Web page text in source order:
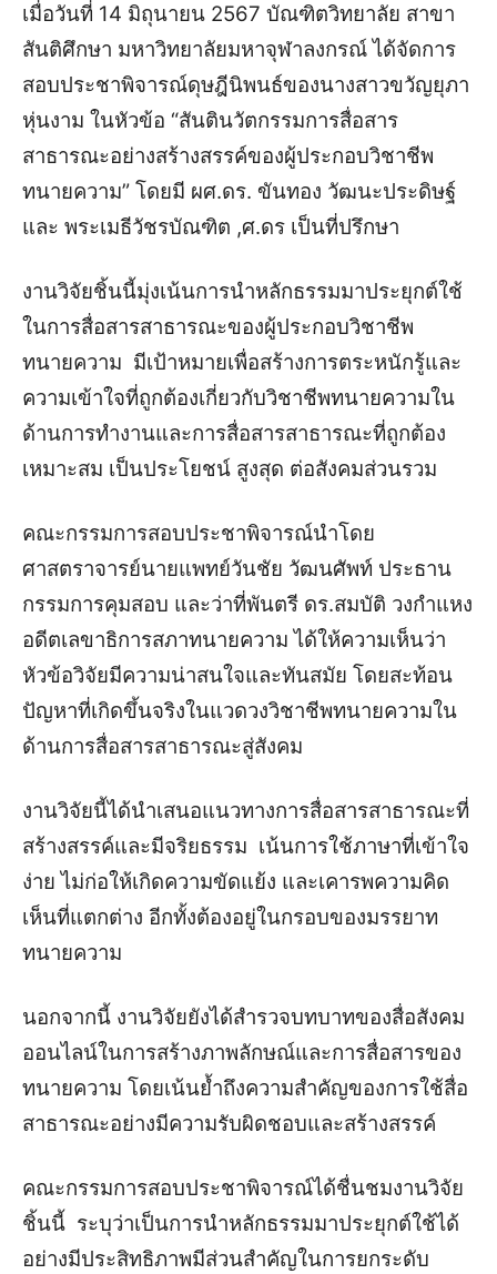
เมื่อวันที่ 14 มิถุนายน 2567 บัณฑิตวิทยาลัย สาขา
สันติศึกษา มหาวิทยาลัยมหาจุฬาลงกรณ์ ได้จัดการ
สอบประชาพิจารณ์ดุษฎีนิพนธ์ของนางสาวขวัญยุภา
หุ่นงาม ในหัวข้อ “สันตินวัตกรรมการสื่อสาร
สาธารณะอย่างสร้างสรรค์ของผู้ประกอบวิชาชีพ
ทนายความ” โดยมี ผศ.ดร. ขันทอง วัฒนะประดิษฐ์
และ พระเมธีวัชรบัณฑิต ,ศ.ดร เป็นที่ปรึกษา
งานวิจัยชิ้นนี้มุ่งเน้นการนำหลักธรรมมาประยุกต์ใช้
ในการสื่อสารสาธารณะของผู้ประกอบวิชาชีพ
ทนายความ มีเป้าหมายเพื่อสร้างการตระหนักรู้และ
ความเข้าใจที่ถูกต้องเกี่ยวกับวิชาชีพทนายความใน
ด้านการทำงานและการสื่อสารสาธารณะที่ถูกต้อง
เหมาะสม เป็นประโยชน์ สูงสุด ต่อสังคมส่วนรวม
คณะกรรมการสอบประชาพิจารณ์นำโดย
ศาสตราจารย์นายแพทย์วันชัย วัฒนศัพท์ ประธาน
กรรมการคุมสอบ และว่าที่พันตรี ดร.สมบัติ วงกำแหง
อดีตเลขาธิการสภาทนายความ ได้ให้ความเห็นว่า
หัวข้อวิจัยมีความน่าสนใจและทันสมัย โดยสะท้อน
ปัญหาที่เกิดขึ้นจริงในแวดวงวิชาชีพทนายความใน
ด้านการสื่อสารสาธารณะสู่สังคม
งานวิจัยนี้ได้นำเสนอแนวทางการสื่อสารสาธารณะที่
สร้างสรรค์และมีจริยธรรม เน้นการใช้ภาษาที่เข้าใจ
ง่าย ไม่ก่อให้เกิดความขัดแย้ง และเคารพความคิด
เห็นที่แตกต่าง อีกทั้งต้องอยู่ในกรอบของมรรยาท
ทนายความ
นอกจากนี้ งานวิจัยยังได้สำรวจบทบาทของสื่อสังคม
ออนไลน์ในการสร้างภาพลักษณ์และการสื่อสารของ
ทนายความ โดยเน้นย้ำถึงความสำคัญของการใช้สื่อ
สาธารณะอย่างมีความรับผิดชอบและสร้างสรรค์
คณะกรรมการสอบประชาพิจารณ์ได้ชื่นชมงานวิจัย
ชิ้นนี้ ระบุว่าเป็นการนำหลักธรรมมาประยุกต์ใช้ได้
อย่างมีประสิทธิภาพมีส่วนสำคัญในการยกระดับ